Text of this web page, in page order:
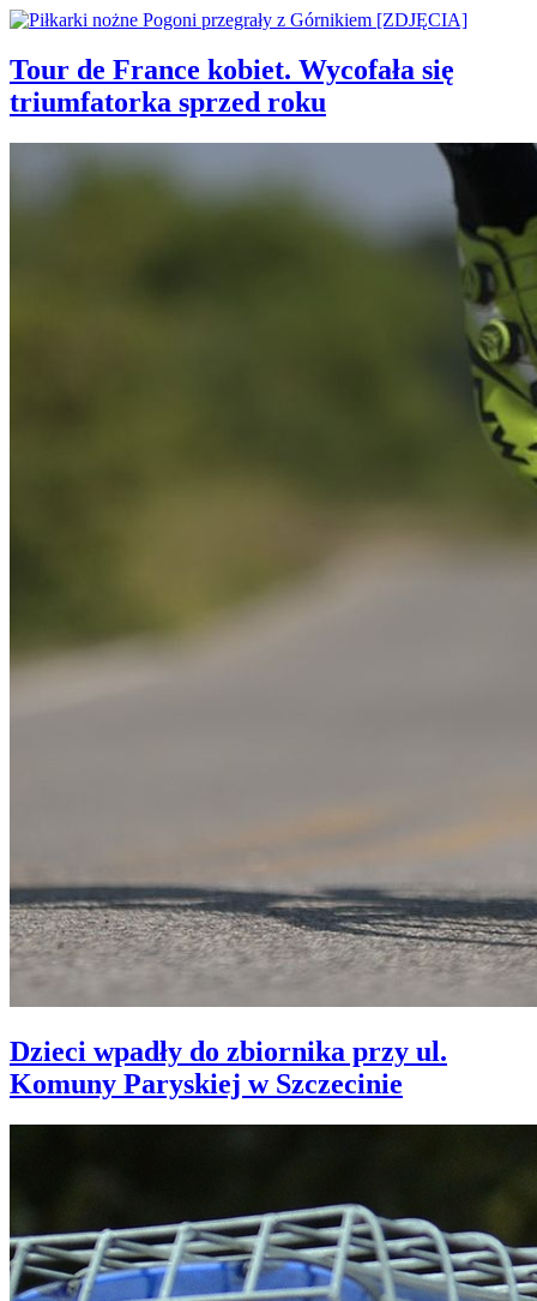
Tour de France kobiet. Wycofała się
triumfatorka sprzed roku
Dzieci wpadły do zbiornika przy ul.
Komuny Paryskiej w Szczecinie